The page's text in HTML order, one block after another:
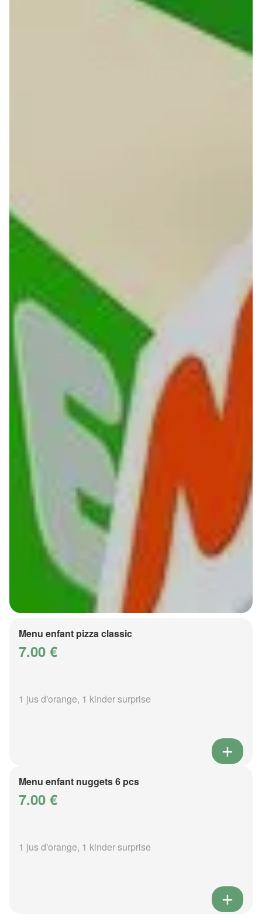
Menu enfant pizza classic
7.00 €
1 jus d'orange, 1 kinder surprise
Menu enfant nuggets 6 pcs
7.00 €
1 jus d'orange, 1 kinder surprise